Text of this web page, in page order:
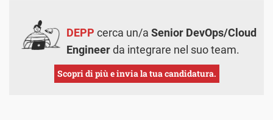
DEPP cerca un/a Senior DevOps/Cloud
Engineerda integrare nel suo team.
Scopri di più e invia la tua candidatura.